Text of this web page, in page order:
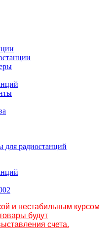
для радиостанций
и нестабильным курсом
будут
счета.